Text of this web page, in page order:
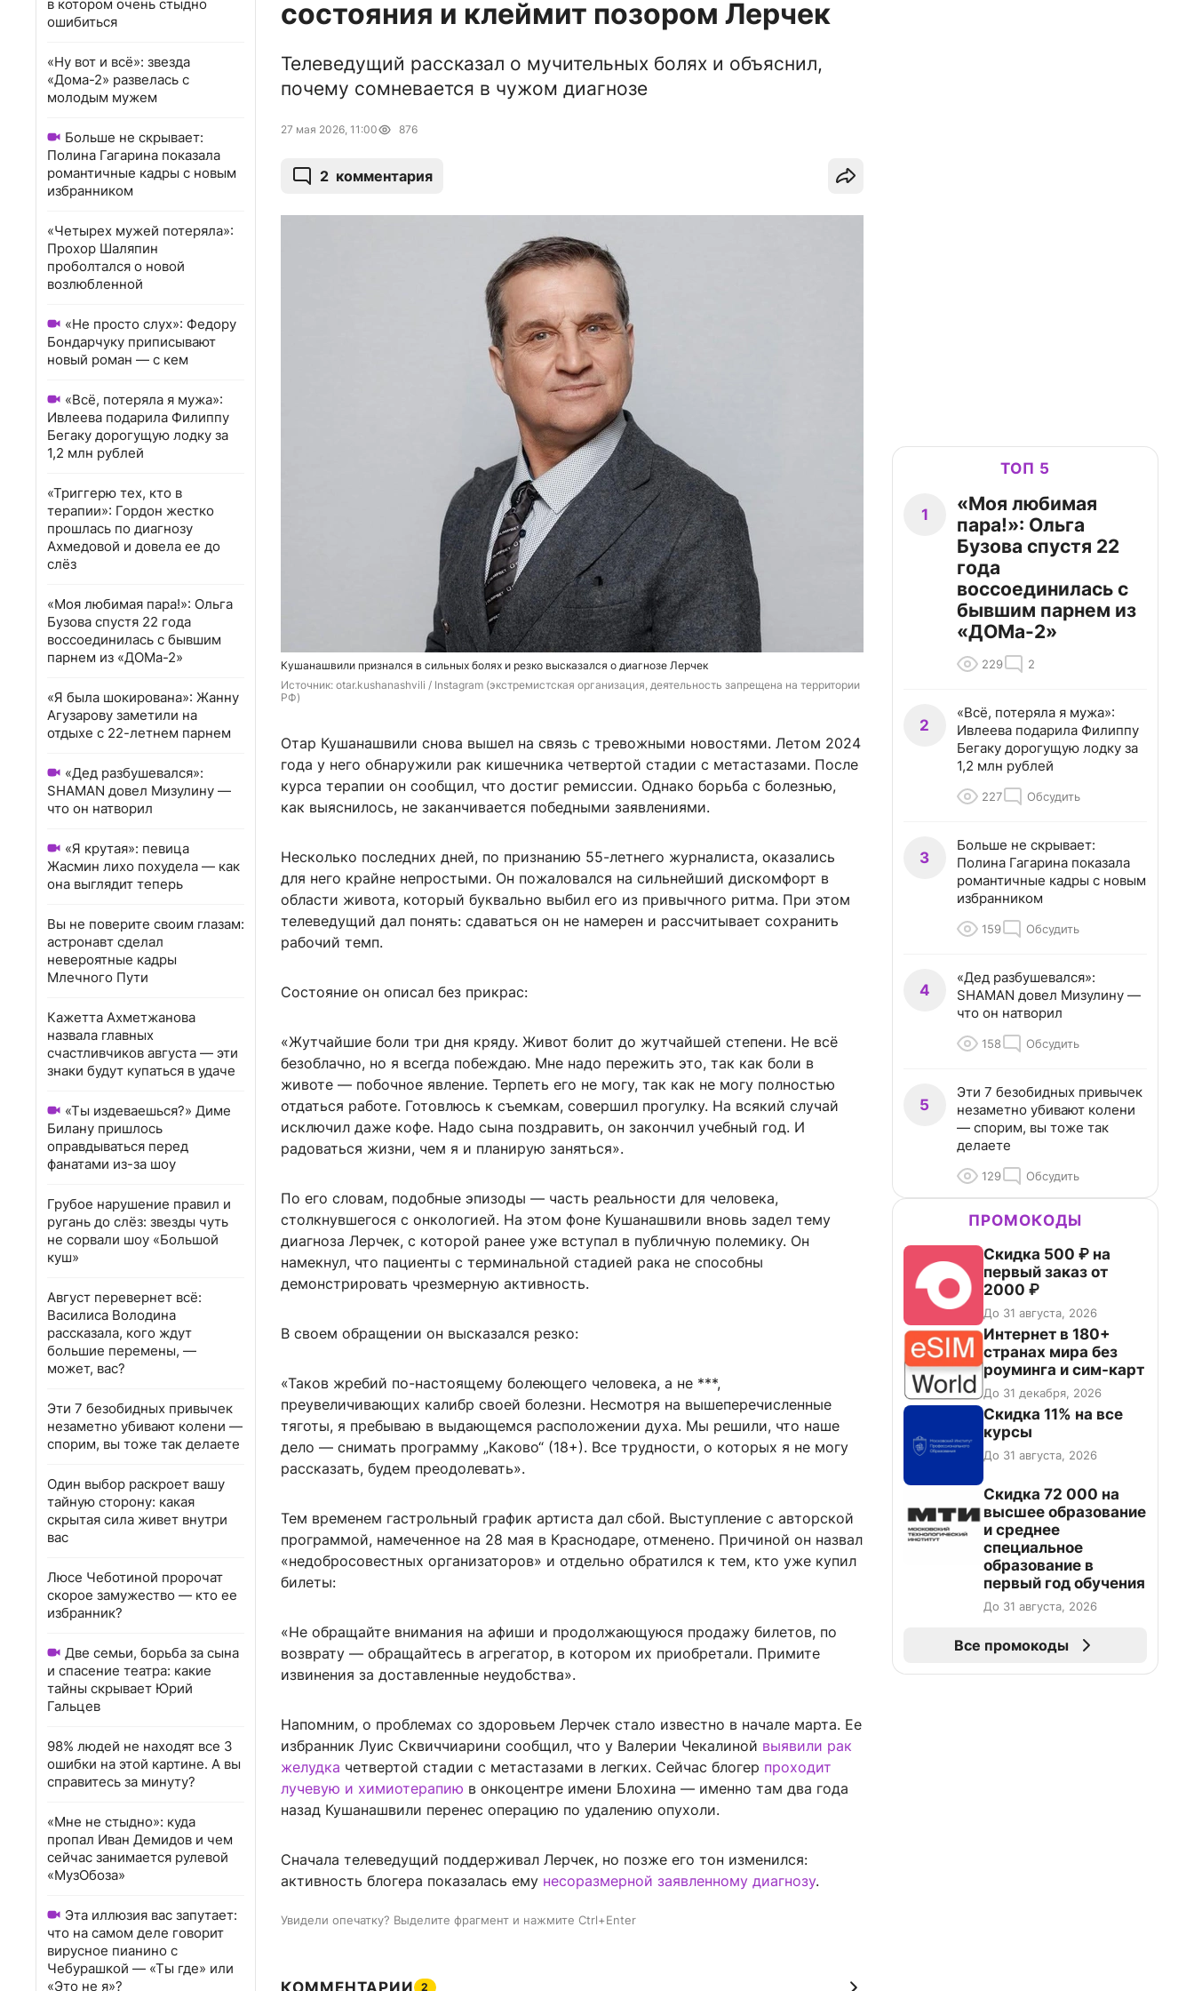
в котором очень стыдно
ошибиться
«Ну вот и всё»: звезда
«Дома-2» развелась с
молодым мужем
Больше не скрывает:
Полина Гагарина показала
романтичные кадры с новым
избранником
«Четырех мужей потеряла»:
Прохор Шаляпин
проболтался о новой
возлюбленной
«Не просто слух»: Федору
Бондарчуку приписывают
новый роман — с кем
«Всё, потеряла я мужа»:
Ивлеева подарила Филиппу
Бегаку дорогущую лодку за
1,2 млн рублей
«Триггерю тех, кто в
терапии»: Гордон жестко
прошлась по диагнозу
Ахмедовой и довела ее до
слёз
«Моя любимая пара!»: Ольга
Бузова спустя 22 года
воссоединилась с бывшим
парнем из «ДОМа-2»
«Я была шокирована»: Жанну
Агузарову заметили на
отдыхе с 22-летнем парнем
«Дед разбушевался»:
SHAMAN довел Мизулину —
что он натворил
«Я крутая»: певица
Жасмин лихо похудела — как
она выглядит теперь
Вы не поверите своим глазам:
астронавт сделал
невероятные кадры
Млечного Пути
Кажетта Ахметжанова
назвала главных
счастливчиков августа — эти
знаки будут купаться в удаче
«Ты издеваешься?» Диме
Билану пришлось
оправдываться перед
фанатами из-за шоу
Грубое нарушение правил и
ругань до слёз: звезды чуть
не сорвали шоу «Большой
куш»
Август перевернет всё:
Василиса Володина
рассказала, кого ждут
большие перемены, —
может, вас?
Эти 7 безобидных привычек
незаметно убивают колени —
спорим, вы тоже так делаете
Один выбор раскроет вашу
тайную сторону: какая
скрытая сила живет внутри
вас
Люсе Чеботиной пророчат
скорое замужество — кто ее
избранник?
Две семьи, борьба за сына
и спасение театра: какие
тайны скрывает Юрий
Гальцев
98% людей не находят все 3
ошибки на этой картине. А вы
справитесь за минуту?
«Мне не стыдно»: куда
пропал Иван Демидов и чем
сейчас занимается рулевой
«МузОбоза»
Эта иллюзия вас запутает:
что на самом деле говорит
вирусное пианино с
Чебурашкой — «Ты где» или
«Это не я»?
состояния и клеймит позором Лерчек
Телеведущий рассказал о мучительных болях и объяснил,
почему сомневается в чужом диагнозе
27 мая 2026, 11:00 876
2 комментария
Кушанашвили признался в сильных болях и резко высказался о диагнозе Лерчек
Источник: otar.kushanashvili / Instagram (экстремистская организация, деятельность запрещена на территории
РФ)
Отар Кушанашвили снова вышел на связь с тревожными новостями. Летом 2024
года у него обнаружили рак кишечника четвертой стадии с метастазами. После
курса терапии он сообщил, что достиг ремиссии. Однако борьба с болезнью,
как выяснилось, не заканчивается победными заявлениями.
Несколько последних дней, по признанию 55-летнего журналиста, оказались
для него крайне непростыми. Он пожаловался на сильнейший дискомфорт в
области живота, который буквально выбил его из привычного ритма. При этом
телеведущий дал понять: сдаваться он не намерен и рассчитывает сохранить
рабочий темп.
Состояние он описал без прикрас:
«Жутчайшие боли три дня кряду. Живот болит до жутчайшей степени. Не всё
безоблачно, но я всегда побеждаю. Мне надо пережить это, так как боли в
животе — побочное явление. Терпеть его не могу, так как не могу полностью
отдаться работе. Готовлюсь к съемкам, совершил прогулку. На всякий случай
исключил даже кофе. Надо сына поздравить, он закончил учебный год. И
радоваться жизни, чем я и планирую заняться».
По его словам, подобные эпизоды — часть реальности для человека,
столкнувшегося с онкологией. На этом фоне Кушанашвили вновь задел тему
диагноза Лерчек, с которой ранее уже вступал в публичную полемику. Он
намекнул, что пациенты с терминальной стадией рака не способны
демонстрировать чрезмерную активность.
В своем обращении он высказался резко:
«Таков жребий по-настоящему болеющего человека, а не ***,
преувеличивающих калибр своей болезни. Несмотря на вышеперечисленные
тяготы, я пребываю в выдающемся расположении духа. Мы решили, что наше
дело — снимать программу „Каково“ (18+). Все трудности, о которых я не могу
рассказать, будем преодолевать».
Тем временем гастрольный график артиста дал сбой. Выступление с авторской
программой, намеченное на 28 мая в Краснодаре, отменено. Причиной он назвал
«недобросовестных организаторов» и отдельно обратился к тем, кто уже купил
билеты:
«Не обращайте внимания на афиши и продолжающуюся продажу билетов, по
возврату — обращайтесь в агрегатор, в котором их приобретали. Примите
извинения за доставленные неудобства».
Напомним, о проблемах со здоровьем Лерчек стало известно в начале марта. Ее
избранник Луис Сквиччиарини сообщил, что у Валерии Чекалиной выявили рак
желудка четвертой стадии с метастазами в легких. Сейчас блогер проходит
лучевую и химиотерапию в онкоцентре имени Блохина — именно там два года
назад Кушанашвили перенес операцию по удалению опухоли.
Сначала телеведущий поддерживал Лерчек, но позже его тон изменился:
активность блогера показалась ему несоразмерной заявленному диагнозу.
Увидели опечатку? Выделите фрагмент и нажмите Ctrl+Enter
2
ТОП 5
1
«Моя любимая
пара!»: Ольга
Бузова спустя 22
года
воссоединилась с
бывшим парнем из
«ДОМа-2»
229 2
2
«Всё, потеряла я мужа»:
Ивлеева подарила Филиппу
Бегаку дорогущую лодку за
1,2 млн рублей
227 Обсудить
3
Больше не скрывает:
Полина Гагарина показала
романтичные кадры с новым
избранником
159 Обсудить
4
«Дед разбушевался»:
SHAMAN довел Мизулину —
что он натворил
158 Обсудить
5
Эти 7 безобидных привычек
незаметно убивают колени
— спорим, вы тоже так
делаете
129 Обсудить
ПРОМОКОДЫ
Скидка 500 ₽ на
первый заказ от
2000 ₽
До 31 августа, 2026
Интернет в 180+
странах мира без
роуминга и сим-карт
До 31 декабря, 2026
Скидка 11% на все
курсы
До 31 августа, 2026
Скидка 72 000 на
высшее образование
и среднее
специальное
образование в
первый год обучения
До 31 августа, 2026
Все промокоды